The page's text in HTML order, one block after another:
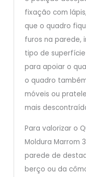
fixação com
que o quadro
furos na parede,
tipo de
para apoiar o
o quadro
móveis ou
mais
Para valorizar o
Moldura Marrom
parede de
berço ou da